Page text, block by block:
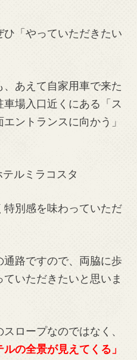
ひ「やっていただきたい
あえて自家用車で来た
場入口近くにある「ス
ントランスに向かう」
別感を味わっていただ
通路ですので、両脇に歩
いただきたいと思いま
ロープなのではなく、
ルの全景が見えてくる」